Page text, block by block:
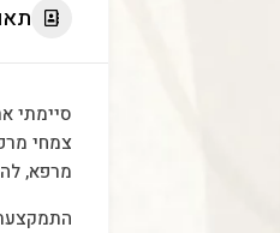
מרפא,